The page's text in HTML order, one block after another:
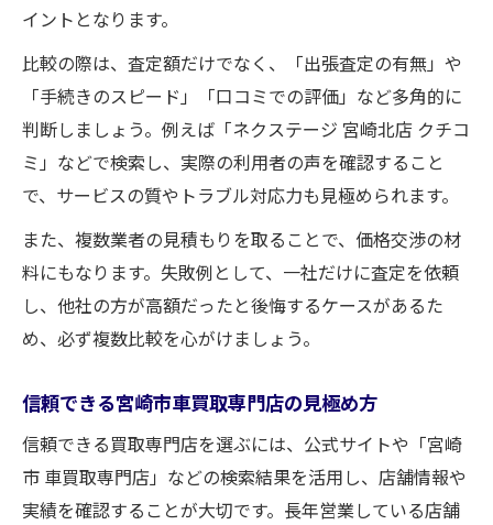
イントとなります。
比較の際は、査定額だけでなく、「出張査定の有無」や
「手続きのスピード」「口コミでの評価」など多角的に
判断しましょう。例えば「ネクステージ 宮崎北店 クチコ
ミ」などで検索し、実際の利用者の声を確認すること
で、サービスの質やトラブル対応力も見極められます。
また、複数業者の見積もりを取ることで、価格交渉の材
料にもなります。失敗例として、一社だけに査定を依頼
し、他社の方が高額だったと後悔するケースがあるた
め、必ず複数比較を心がけましょう。
信頼できる宮崎市車買取専門店の見極め方
信頼できる買取専門店を選ぶには、公式サイトや「宮崎
市 車買取専門店」などの検索結果を活用し、店舗情報や
実績を確認することが大切です。長年営業している店舗